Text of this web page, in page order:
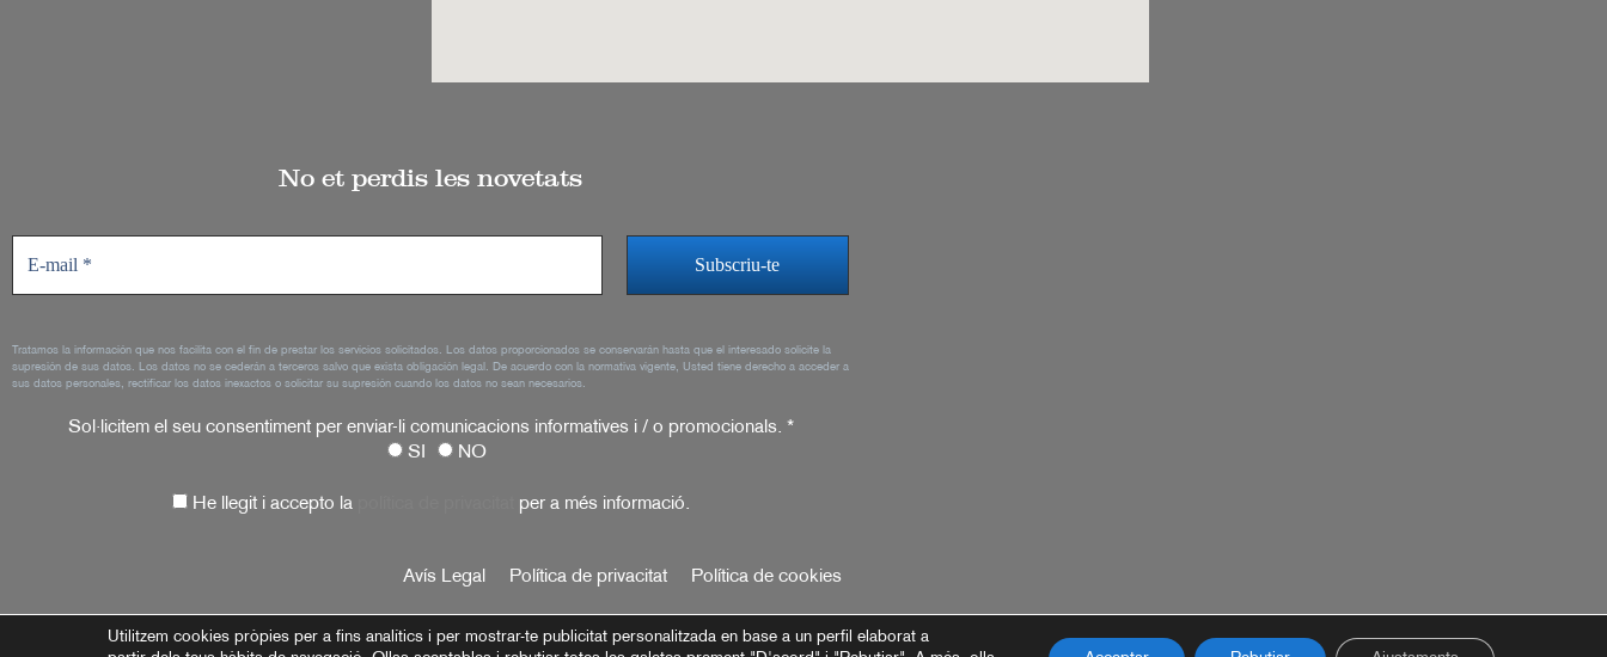
No et perdis les novetats
Tratamos la información que nos facilita con el fin de prestar los servicios solicitados. Los datos proporcionados se conservarán hasta que el interesado solicite la
supresión de sus datos. Los datos no se cederán a terceros salvo que exista obligación legal. De acuerdo con la normativa vigente, Usted tiene derecho a acceder a
sus datos personales, rectificar los datos inexactos o solicitar su supresión cuando los datos no sean necesarios.
Sol·licitem el seu consentiment per enviar-li comunicacions informatives i / o promocionals. *
SI
NO
He llegit i accepto la per a més informació.
Avís Legal Política de privacitat Política de cookies
Utilitzem cookies pròpies per a fins analítics i per mostrar-te publicitat personalitzada en base a un perfil elaborat a